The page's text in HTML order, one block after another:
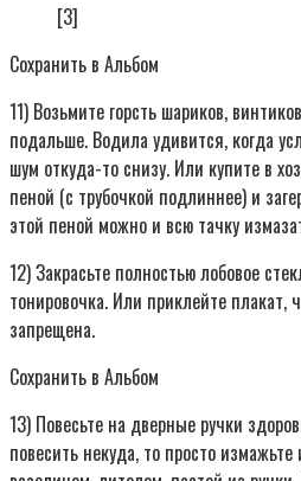
[3]
Сохранить в Альбом
11) Возьмите горсть шариков,
подальше. Водила удивится, когда
шум откуда-то снизу. Или купите в
пеной (с трубочкой подлиннее) и
этой пеной можно и всю тачку
12) Закрасьте полностью лобовое
тонировочка. Или приклейте плакат,
запрещена.
Сохранить в Альбом
13) Повесьте на дверные ручки
повесить некуда, то просто